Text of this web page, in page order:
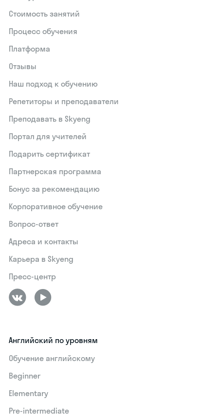
Стоимость занятий
Процесс обучения
Платформа
Отзывы
Наш подход к обучению
Репетиторы и преподаватели
Преподавать в Skyeng
Портал для учителей
Подарить сертификат
Партнерская программа
Бонус за рекомендацию
Корпоративное обучение
Вопрос-ответ
Адреса и контакты
Карьера в Skyeng
Пресс-центр
Английский по уровням
Обучение английскому
Beginner
Elementary
Pre-intermediate